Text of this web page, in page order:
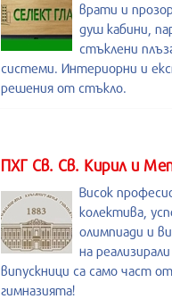
врати и
душ кабини,
стъклени
системи. Интериорни и
решения от стъкло.
ПХГ Св. Св. Кирил и
Висок
колектива,
олимпиади и
на
випускници са само част
гимназията!